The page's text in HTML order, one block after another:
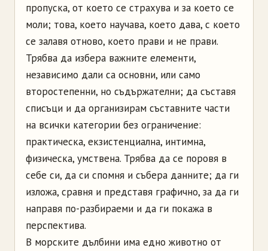
пропуска, от което се страхува и за което се
моли; това, което научава, което дава, с което
се залавя отново, което прави и не прави.
Трябва да избера важните елементи,
независимо дали са основни, или само
второстепенни, но съдържателни; да съставя
списъци и да организирам съставните части
на всички категории без ограничение:
практическа, екзистенциална, интимна,
физическа, умствена. Трябва да се поровя в
себе си, да си спомня и събера данните; да ги
изложа, сравня и представя графично, за да ги
направя по-разбираеми и да ги покажа в
перспектива.
В морските дълбини има едно животно от